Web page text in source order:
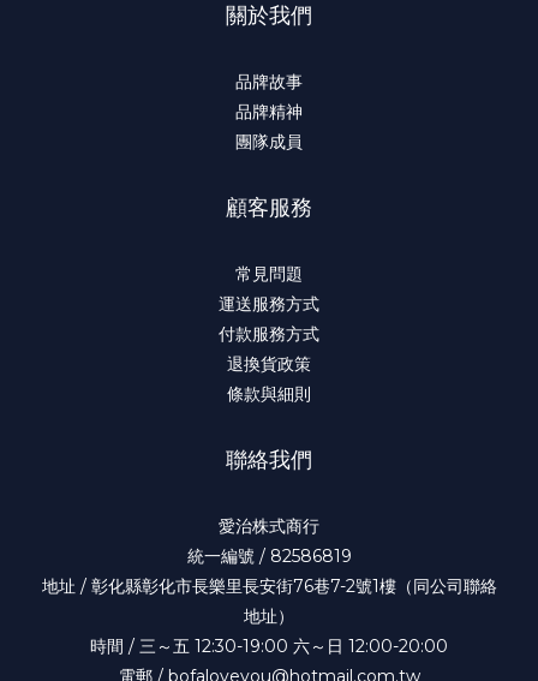
關於我們
品牌故事
品牌精神
團隊成員
顧客服務
常見問題
運送服務方式
付款服務方式
退換貨政策
條款與細則
聯絡我們
愛治株式商行
統一編號 / 82586819
地址 / 彰化縣彰化市長樂里長安街76巷7-2號1樓（同公司聯絡
地址）
時間 / 三～五 12:30-19:00 六～日 12:00-20:00
電郵 / bofaloveyou@hotmail.com.tw